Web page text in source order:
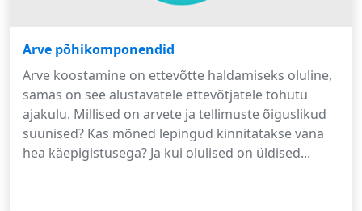
Arve põhikomponendid
Arve koostamine on ettevõtte haldamiseks oluline,
samas on see alustavatele ettevõtjatele tohutu
ajakulu. Millised on arvete ja tellimuste õiguslikud
suunised? Kas mõned lepingud kinnitatakse vana
hea käepigistusega? Ja kui olulised on üldised...